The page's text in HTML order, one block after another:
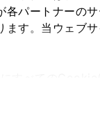
各パートナーの
ます。当ウェブ